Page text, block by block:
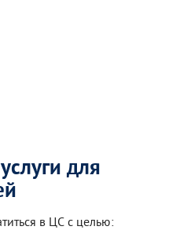
для
в ЦС с целью: